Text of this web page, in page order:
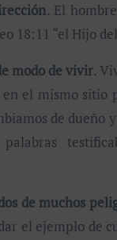
. El
18:11 “el Hijo
modo de vivir.
el mismo sitio
de dueño
palabras
de muchos
el ejemplo de